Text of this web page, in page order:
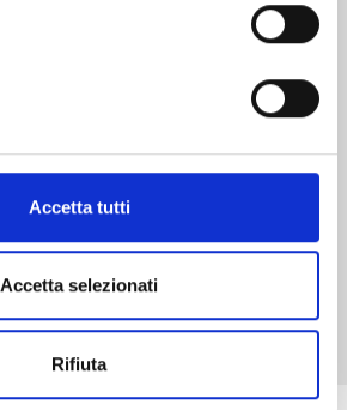
Accetta tutti
Accetta selezionati
Rifiuta
Mostra tutto